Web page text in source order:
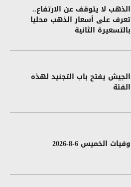
الذهب لا يتوقف عن الارتفاع..
تعرف على أسعار الذهب محليا
بالتسعيرة الثانية
الجيش يفتح باب التجنيد لهذه
الفئة
وفيات الخميس 6-8-2026